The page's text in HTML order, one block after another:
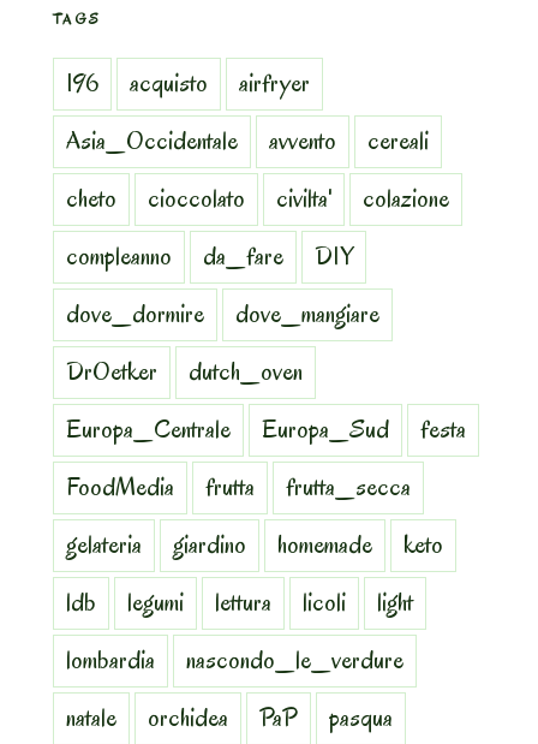
TAGS
196 acquisto
airfryer
Asia_Occidentale
avvento
cereali
cheto
cioccolato civilta'
colazione
compleanno
da_fare
DIY
dove_dormire
dove_mangiare
DrOetker
dutch_oven
Europa_Centrale
Europa_Sud
festa
FoodMedia
frutta
frutta_secca
gelateria
giardino homemade
keto
ldb
legumi lettura licoli
light
lombardia
nascondo_le_verdure
natale
orchidea PaP
pasqua